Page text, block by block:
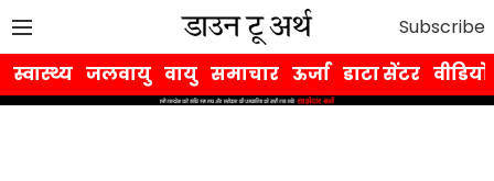
Subscribe
स्वास्थ्य जलवायु वायु समाचार ऊर्जा डाटा सेंटर वीडियो